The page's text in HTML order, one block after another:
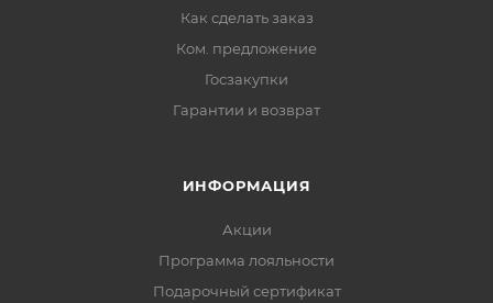
Как сделать заказ
Ком. предложение
Госзакупки
Гарантии и возврат
ИНФОРМАЦИЯ
Акции
Программа лояльности
Подарочный сертификат